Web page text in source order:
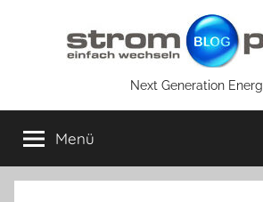
Next Generation
Menü